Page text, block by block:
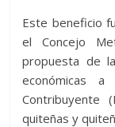
Este beneficio
el Concejo
propuesta de
económicas
Contribuyente
quiteñas y